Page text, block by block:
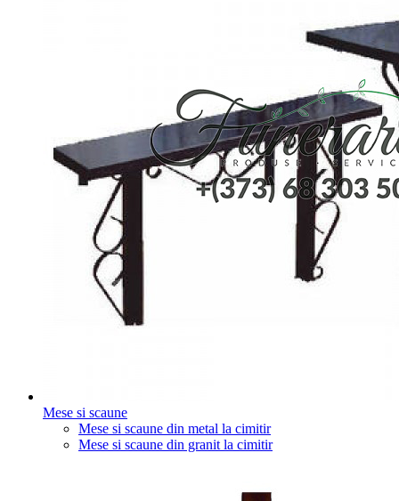
Mese si scaune
Mese si scaune din metal la cimitir
Mese si scaune din granit la cimitir